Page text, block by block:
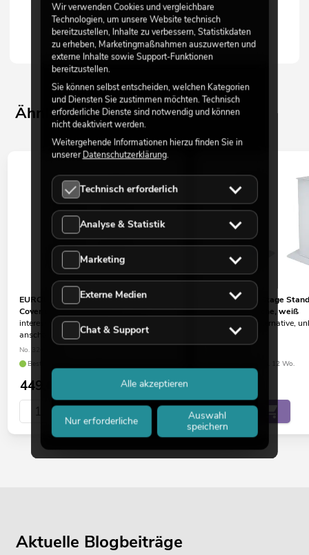
Ähnliche Produkte
EUROLITE 2x Stage Stand variabel inkl.
Cover und Tasche, weiß
interessante Alternative, unbedingt
anschauen!
No. 32000050
Bestand reicht ca. 11 Wo.
449,00
EUROLITE 2x Stage
Cover und Tasche, weiß
interessante Alternative,
anschauen!
Bestand reicht ca. 12 Wo.
Aktuelle Blogbeiträge
Wir verwenden Cookies und vergleichbare
Technologien, um unsere Website technisch
bereitzustellen, Inhalte zu verbessern, Statistikdaten
zu erheben, Marketingmaßnahmen auszuwerten und
externe Inhalte sowie Support-Funktionen
bereitzustellen.
Sie können selbst entscheiden, welchen Kategorien
und Diensten Sie zustimmen möchten. Technisch
erforderliche Dienste sind notwendig und können
nicht deaktiviert werden.
Weitergehende Informationen hierzu finden Sie in
unsererDatenschutzerklärung.
Technisch erforderlich
Analyse & Statistik
Marketing
Externe Medien
Chat & Support
Nur erforderliche
Auswahl
speichern
Alle akzeptieren